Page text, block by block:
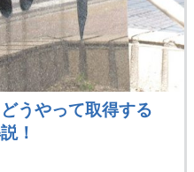
うやって取得する
！